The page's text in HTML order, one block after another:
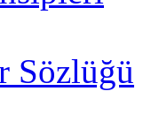
Sözlüğü